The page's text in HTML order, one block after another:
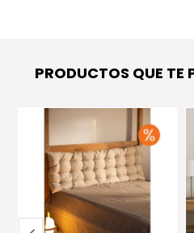
PRODUCTOS QUE TE